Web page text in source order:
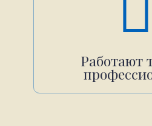
Работают